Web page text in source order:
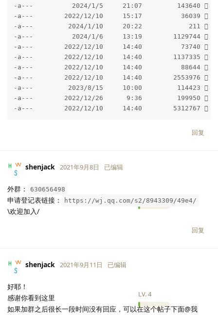
-a---          2024/1/5     21:07         143640 
-a---        2022/12/10     15:17          36039 
-a---         2024/1/10     20:22            211 
-a---          2024/1/6     13:19        1129744 
-a---        2022/12/10     14:40          73740 
-a---        2022/12/10     14:40        1137335 
-a---        2022/12/10     14:40          88644 
-a---        2022/12/10     14:40        2553976 
-a---         2023/8/15     10:00         114423 
-a---        2022/12/26      9:36         199950 
-a---        2022/12/10     14:40        5312767 
回复
shenjack 2021年9月8日 已编辑
外群： 630656498
申请登记表链接： https://wj.qq.com/s2/8943309/49e4/
\欢迎加入/
回复
shenjack
LV.4
2021年9月11日 已编辑
好耶！
感谢你看到这里
如果加群之后很长一段时间没有回应，可以在这个帖子下面@我